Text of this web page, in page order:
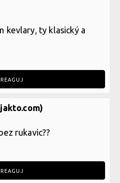
kevlary, ty klasický a
REAGUJ
rukavic??
REAGUJ